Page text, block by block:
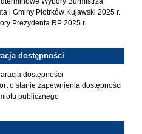
i Gminy Piotrków Kujawski 2025 r.
Prezydenta RP 2025 r.
dostępności
dostępności
o stanie zapewnienia dostępności
publicznego